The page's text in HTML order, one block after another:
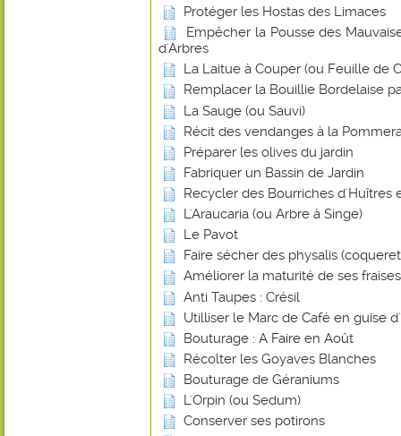
Protéger les Hostas des Limaces
Empêcher la Pousse des
d'Arbres
La Laitue à Couper (ou Feuille de
Remplacer la Bouillie Bordelaise
La Sauge (ou Sauvi)
Récit des vendanges à la
Préparer les olives du jardin
Fabriquer un Bassin de Jardin
Recycler des Bourriches d'Huîtres
L'Araucaria (ou Arbre à Singe)
Le Pavot
Faire sécher des physalis
Améliorer la maturité de ses
Anti Taupes : Crésil
Utilliser le Marc de Café en guise
Bouturage : A Faire en Août
Récolter les Goyaves Blanches
Bouturage de Géraniums
L'Orpin (ou Sedum)
Conserver ses potirons